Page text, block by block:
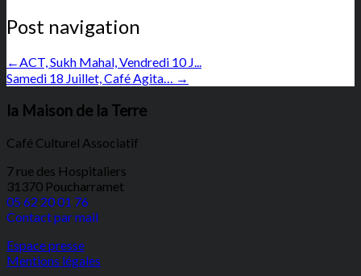
Post navigation
←ACT, Sukh Mahal, Vendredi 10 J...
Samedi 18 Juillet, Café Agita… →
la Maison de la Terre
Café Culturel Associatif
7 rue des Hospitaliers
31370 Poucharramet
05 62 20 01 76
Contact par mail
Espace presse
Mentions légales